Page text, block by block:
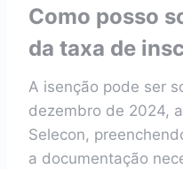
Como posso
da taxa de
A isenção pode ser
dezembro de 2024,
Selecon,
a documentação